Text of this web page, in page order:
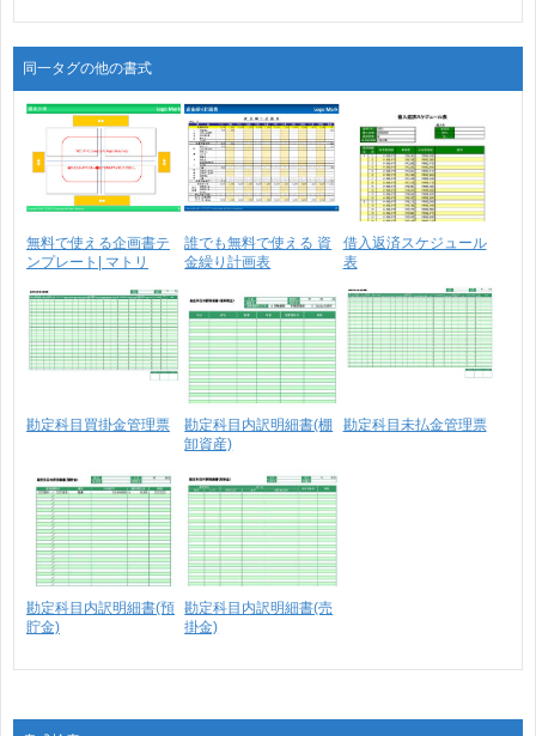
同一タグの他の書式
無料で使える企画書テ
ンプレート| マトリ
誰でも無料で使える 資
金繰り計画表
借入返済スケジュール
表
勘定科目買掛金管理票
勘定科目内訳明細書(棚
卸資産)
勘定科目未払金管理票
勘定科目内訳明細書(預
貯金)
勘定科目内訳明細書(売
掛金)